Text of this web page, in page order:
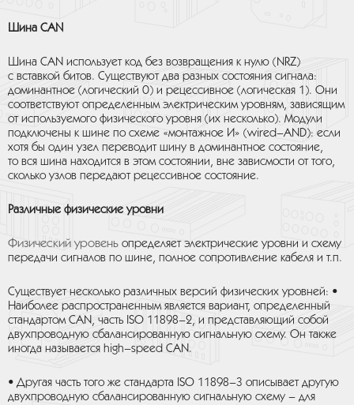
Шина CAN
Шина CAN использует код без возвращения к нулю (NRZ)
с вставкой битов. Существуют два разных состояния сигнала:
доминантное (логический 0) и рецессивное (логическая 1). Они
соответствуют определенным электрическим уровням, зависящим
от используемого физического уровня (их несколько). Модули
подключены к шине по схеме «монтажное И» (wired–AND): если
хотя бы один узел переводит шину в доминантное состояние,
то вся шина находится в этом состоянии, вне зависмости от того,
сколько узлов передают рецессивное состояние.
Различные физические уровни
Физический уровень определяет электрические уровни и схему
передачи сигналов по шине, полное сопротивление кабеля и т.п.
Существует несколько различных версий физических уровней: •
Наиболее распространенным является вариант, определенный
стандартом CAN, часть ISO 11898–2, и представляющий собой
двухпроводную сбалансированную сигнальную схему. Он также
иногда называется high–speed CAN.
• Другая часть того же стандарта ISO 11898–3 описывает другую
двухпроводную сбалансированную сигнальную схему – для